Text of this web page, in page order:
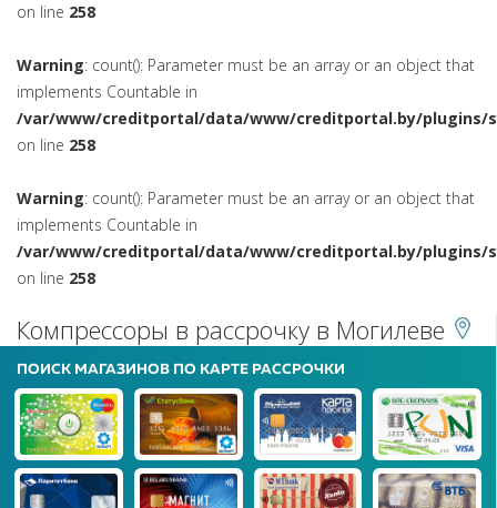
on line 258
Warning: count(): Parameter must be an array or an object that
implements Countable in
/var/www/creditportal/data/www/creditportal.by/plugins/
on line 258
Warning: count(): Parameter must be an array or an object that
implements Countable in
/var/www/creditportal/data/www/creditportal.by/plugins/
on line 258
Компрессоры в рассрочку в Могилеве
ПОИСК МАГАЗИНОВ ПО КАРТЕ РАССРОЧКИ